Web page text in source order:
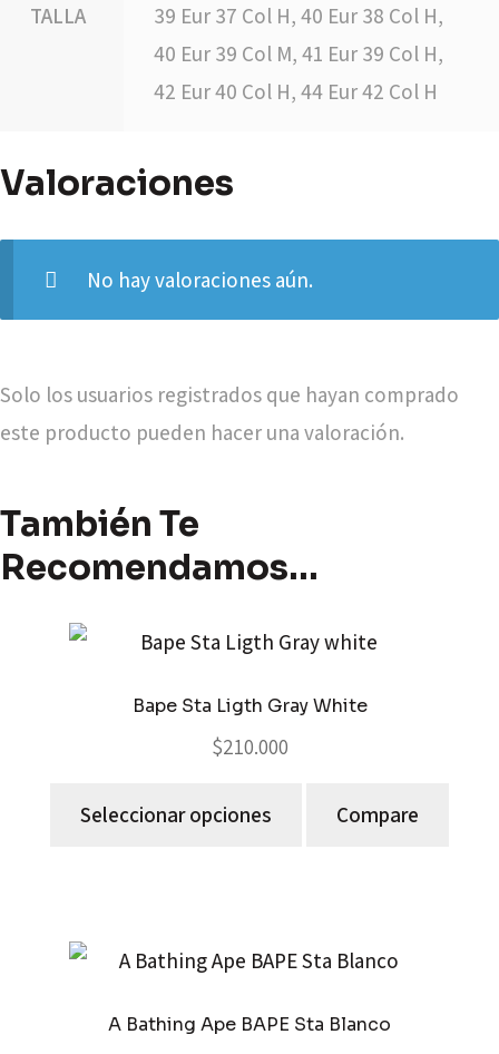
TALLA
39 Eur 37 Col H, 40 Eur 38 Col H,
40 Eur 39 Col M, 41 Eur 39 Col H,
42 Eur 40 Col H, 44 Eur 42 Col H
Valoraciones
No hay valoraciones aún.
Solo los usuarios registrados que hayan comprado
este producto pueden hacer una valoración.
También Te
Recomendamos…
Bape Sta Ligth Gray White
$210.000
Seleccionar opciones Compare
A Bathing Ape BAPE Sta Blanco